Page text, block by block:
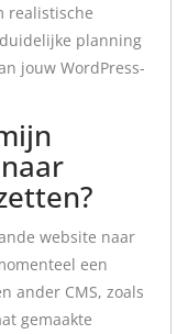
realistische
planning
jouw WordPress-
website naar
een
ander CMS, zoals
gemaakte